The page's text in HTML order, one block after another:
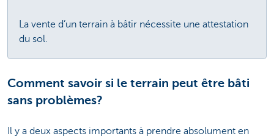
La vente d’un terrain à bâtir nécessite une attestation
du sol.
Comment savoir si le terrain peut être bâti
sans problèmes?
Il y a deux aspects importants à prendre absolument en